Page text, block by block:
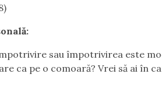
sau împotrivirea este
ca pe o comoară? Vrei să ai în